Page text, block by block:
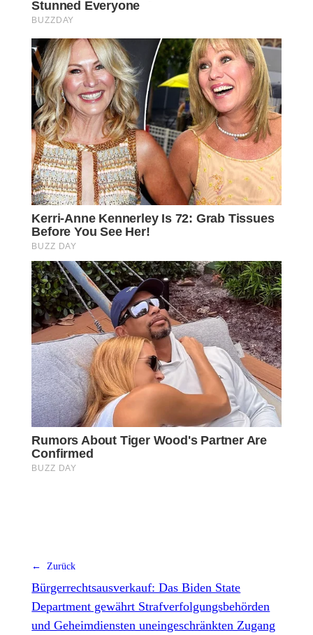
← Zurück
Bürgerrechtsausverkauf: Das Biden State
Department gewährt Strafverfolgungsbehörden
und Geheimdiensten uneingeschränkten Zugang